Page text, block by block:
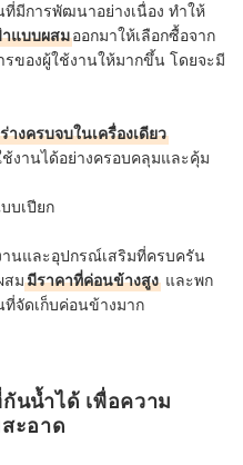
มีการพัฒนาอย่างเนื่อง ทำให้
แบบผสมออกมาให้เลือกซื้อจาก
ของผู้ใช้งานให้มากขึ้น โดยจะมี
งครบจบในเครื่องเดียว
ช้งานได้อย่างครอบคลุมและคุ้ม
บเปียก
นและอุปกรณ์เสริมที่ครบครัน
สมมีราคาที่ค่อนข้างสูง และพก
ที่จัดเก็บค่อนข้างมาก
นน้ำได้ เพื่อความ
ะอาด